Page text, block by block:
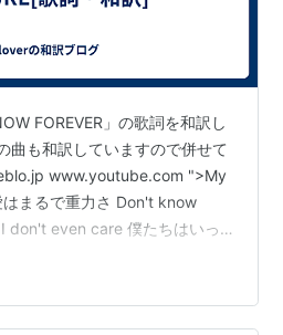
FOREVER」の歌詞を和訳し
曲も和訳していますので併せて
www.youtube.com ">My
まるで重力さ Don't know
even care 僕たちはいっ
hours for wasting まるで何
たいに話し込んで I'm losing…